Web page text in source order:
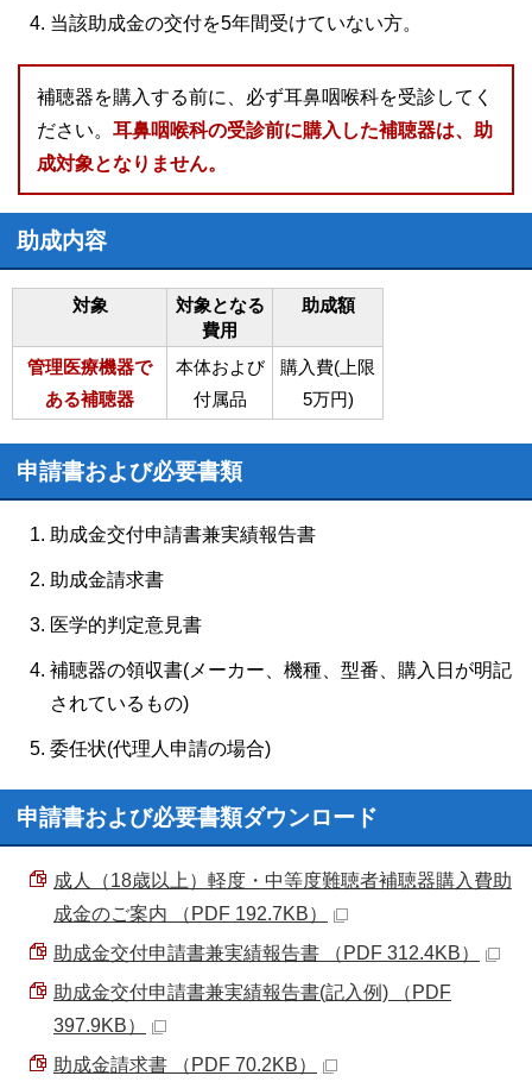
当該助成金の交付を5年間受けていない方。
補聴器を購入する前に、必ず耳鼻咽喉科を受診してく
ださい。 耳鼻咽喉科の受診前に購入した補聴器は、助
成対象となりません。
助成内容
対象
対象となる
費用
助成額
管理医療機器で
ある補聴器
本体および
付属品
購入費(上限
5万円)
申請書および必要書類
助成金交付申請書兼実績報告書
助成金請求書
医学的判定意見書
補聴器の領収書(メーカー、機種、型番、購入日が明記
されているもの)
委任状(代理人申請の場合)
申請書および必要書類ダウンロード
成人（18歳以上）軽度・中等度難聴者補聴器購入費助
成金のご案内 （PDF 192.7KB）
助成金交付申請書兼実績報告書 （PDF 312.4KB）
助成金交付申請書兼実績報告書(記入例) （PDF
397.9KB）
助成金請求書 （PDF 70.2KB）